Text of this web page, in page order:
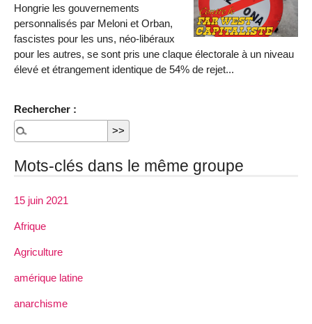
Hongrie les gouvernements
personnalisés par Meloni et Orban,
fascistes pour les uns, néo-libéraux
pour les autres, se sont pris une claque électorale à un niveau
élevé et étrangement identique de 54% de rejet...
Rechercher :
Mots-clés dans le même groupe
15 juin 2021
Afrique
Agriculture
amérique latine
anarchisme